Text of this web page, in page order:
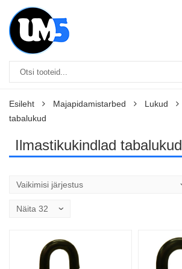
Esileht Majapidamistarbed Lukud
tabalukud
Ilmastikukindlad tabalukud